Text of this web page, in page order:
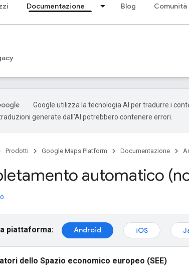
Documentazione Blog Comunità
Google utilizza la tecnologia AI per tradurre i
generate dall'AI potrebbero contenere errori.
Prodotti Google Maps Platform Documentazione
automatico
piattaforma: Android iOS
dello Spazio economico europeo (SEE)